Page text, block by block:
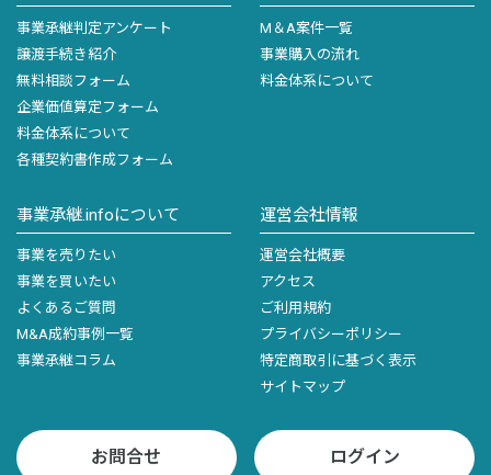
事業承継判定アンケート
譲渡手続き紹介
無料相談フォーム
企業価値算定フォーム
料金体系について
各種契約書作成フォーム
M＆A案件一覧
事業購入の流れ
料金体系について
事業承継.infoについて
事業を売りたい
事業を買いたい
よくあるご質問
M&A成約事例一覧
事業承継コラム
運営会社情報
運営会社概要
アクセス
ご利用規約
プライバシーポリシー
特定商取引に基づく表示
サイトマップ
お問合せ ログイン